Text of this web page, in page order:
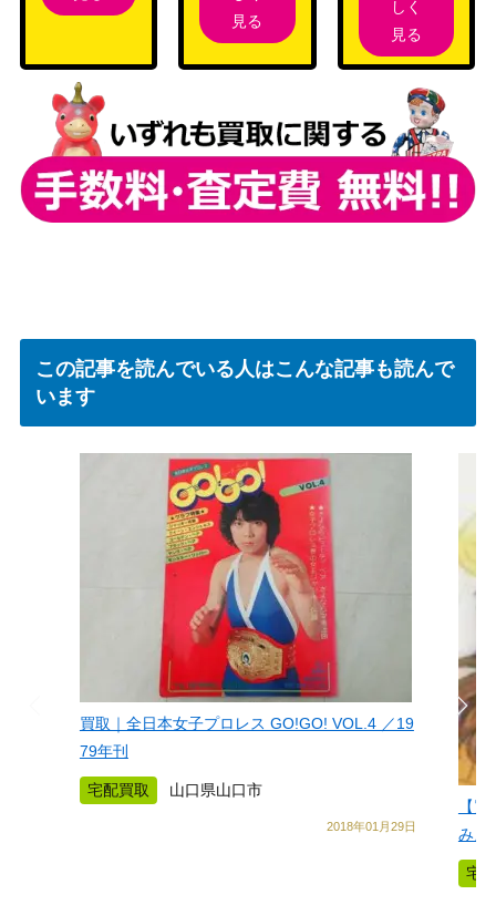
見る
しく
見る
この記事を読んでいる人はこんな記事も読んで
います
買取｜全日本女子プロレス GO!GO! VOL.4 ／19
79年刊
宅配買取 山口県山口市
2018年01月29日
【
み』
宅